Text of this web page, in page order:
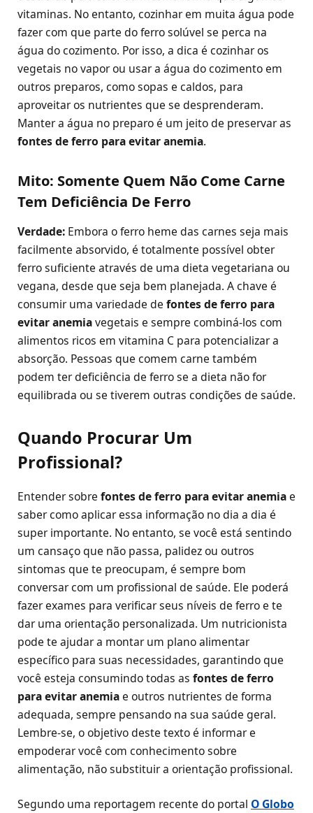
vitaminas. No entanto, cozinhar em muita água pode
fazer com que parte do ferro solúvel se perca na
água do cozimento. Por isso, a dica é cozinhar os
vegetais no vapor ou usar a água do cozimento em
outros preparos, como sopas e caldos, para
aproveitar os nutrientes que se desprenderam.
Manter a água no preparo é um jeito de preservar as
fontes de ferro para evitar anemia.
Mito: Somente Quem Não Come Carne
Tem Deficiência De Ferro
Verdade: Embora o ferro heme das carnes seja mais
facilmente absorvido, é totalmente possível obter
ferro suficiente através de uma dieta vegetariana ou
vegana, desde que seja bem planejada. A chave é
consumir uma variedade de fontes de ferro para
evitar anemiavegetais e sempre combiná-los com
alimentos ricos em vitamina C para potencializar a
absorção. Pessoas que comem carne também
podem ter deficiência de ferro se a dieta não for
equilibrada ou se tiverem outras condições de saúde.
Quando Procurar Um
Profissional?
Entender sobre fontes de ferro para evitar anemiae
saber como aplicar essa informação no dia a dia é
super importante. No entanto, se você está sentindo
um cansaço que não passa, palidez ou outros
sintomas que te preocupam, é sempre bom
conversar com um profissional de saúde. Ele poderá
fazer exames para verificar seus níveis de ferro e te
dar uma orientação personalizada. Um nutricionista
pode te ajudar a montar um plano alimentar
específico para suas necessidades, garantindo que
você esteja consumindo todas as fontes de ferro
para evitar anemiae outros nutrientes de forma
adequada, sempre pensando na sua saúde geral.
Lembre-se, o objetivo deste texto é informar e
empoderar você com conhecimento sobre
alimentação, não substituir a orientação profissional.
Segundo uma reportagem recente do portal O Globo